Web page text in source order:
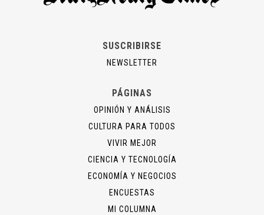
SUSCRIBIRSE
NEWSLETTER
PÁGINAS
OPINIÓN Y ANÁLISIS
CULTURA PARA TODOS
VIVIR MEJOR
CIENCIA Y TECNOLOGÍA
ECONOMÍA Y NEGOCIOS
ENCUESTAS
MI COLUMNA